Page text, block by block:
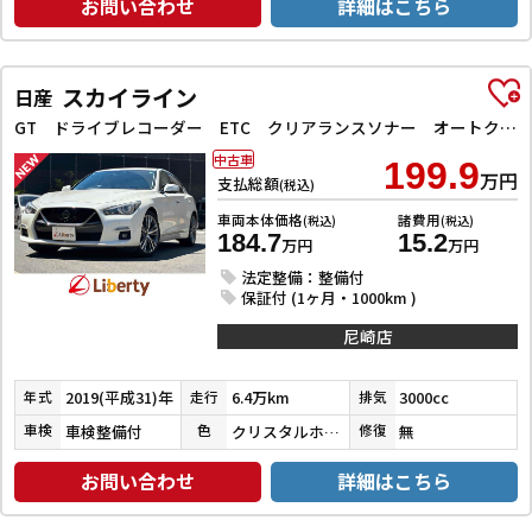
お問い合わせ 詳細はこちら
日産 スカイライン
GT ドライブレコーダー ETC クリアランスソナー オートクルーズコントロール 衝突被害軽減システム 全周囲カメラ ナビ TV アルミホイール オートライト LEDヘッドランプ サンルーフ AT
支払総額(税込) 199.9万円
車両本体価格(税込)
184.7万円
諸費用(税込)
15.2万円
法定整備：整備付
保証付 (1ヶ月・1000km )
中古車
尼崎店
年式 2019(平成31)年 走行 6.4万km 排気 3000cc
車検 車検整備付 色 クリスタルホワイトパール３コートパール 修復 無
お問い合わせ 詳細はこちら